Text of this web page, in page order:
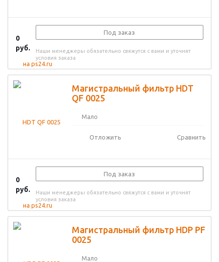
0
руб.
Под заказ
Наши менеджеры обязательно свяжутся с вами и уточнят
условия заказа
Магистральный фильтр HDT
QF 0025
Мало
Отложить Сравнить
0
руб.
Под заказ
Наши менеджеры обязательно свяжутся с вами и уточнят
условия заказа
Магистральный фильтр HDP PF
0025
Мало